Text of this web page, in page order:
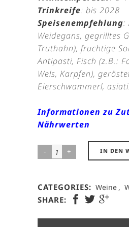
Trinkreife: bis 2028
Speisenempfehlung:
Weidegans, gegrilltes
Truthahn), fruchtige
Antipasti, Fisch (z.B.:
Wels, Karpfen),
Eierschwammerl,
Informationen zu
Nährwerten
„Weinzierler
quantity
IN DEN
CATEGORIES: Weine ,
SHARE: